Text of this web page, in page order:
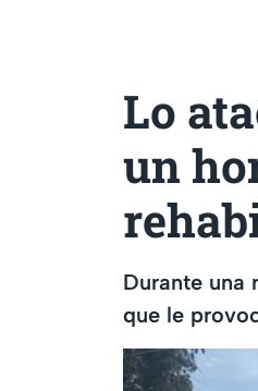
Lo
un
Durante una
que le